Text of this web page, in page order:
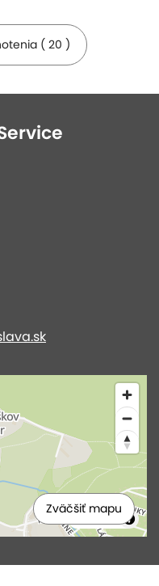
( 20 )
Zväčšiť mapu
MapLibre